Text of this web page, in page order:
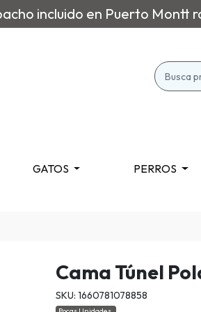
incluido en Puerto Montt
GATOS PERROS
Cama Túnel
SKU: 1660781078858